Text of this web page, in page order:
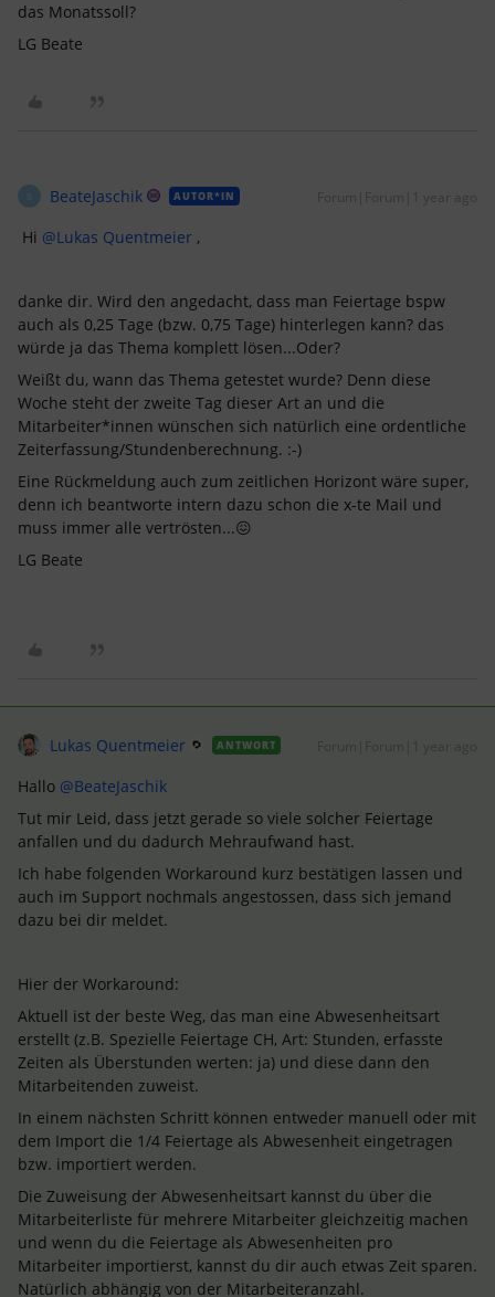
das Monatssoll?
LG Beate
BeateJaschik AUTOR*IN Forum|Forum|1 year ago
Hi ​ @Lukas Quentmeier ,
danke dir. Wird den angedacht, dass man Feiertage bspw
auch als 0,25 Tage (bzw. 0,75 Tage) hinterlegen kann? das
würde ja das Thema komplett lösen...Oder?
Weißt du, wann das Thema getestet wurde? Denn diese
Woche steht der zweite Tag dieser Art an und die
Mitarbeiter*innen wünschen sich natürlich eine ordentliche
Zeiterfassung/Stundenberechnung. :-)
Eine Rückmeldung auch zum zeitlichen Horizont wäre super,
denn ich beantworte intern dazu schon die x-te Mail und
muss immer alle vertrösten...😖
LG Beate
Lukas Quentmeier ANTWORT
Hallo ​ @BeateJaschik
Tut mir Leid, dass jetzt gerade so viele solcher Feiertage
anfallen und du dadurch Mehraufwand hast.
Ich habe folgenden Workaround kurz bestätigen lassen und
auch im Support nochmals angestossen, dass sich jemand
dazu bei dir meldet.
Hier der Workaround:
Aktuell ist der beste Weg, das man eine Abwesenheitsart
erstellt (z.B. Spezielle Feiertage CH, Art: Stunden, erfasste
Zeiten als Überstunden werten: ja) und diese dann den
Mitarbeitenden zuweist.
In einem nächsten Schritt können entweder manuell oder mit
dem Import die 1/4 Feiertage als Abwesenheit eingetragen
bzw. importiert werden.
Die Zuweisung der Abwesenheitsart kannst du über die
Mitarbeiterliste für mehrere Mitarbeiter gleichzeitig machen
und wenn du die Feiertage als Abwesenheiten pro
Mitarbeiter importierst, kannst du dir auch etwas Zeit sparen.
Natürlich abhängig von der Mitarbeiteranzahl.